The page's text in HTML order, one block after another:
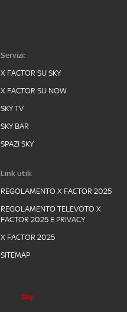
Servizi:
X FACTOR SU SKY
X FACTOR SU NOW
SKY TV
SKY BAR
SPAZI SKY
Link utili:
REGOLAMENTO X FACTOR 2025
REGOLAMENTO TELEVOTO X
FACTOR 2025 E PRIVACY
X FACTOR 2025
SITEMAP